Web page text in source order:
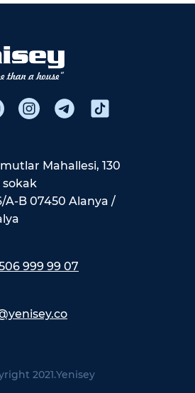
Mahallesi, 130
sokak
A-B 07450 Alanya /
999 99 07
2021.Yenisey